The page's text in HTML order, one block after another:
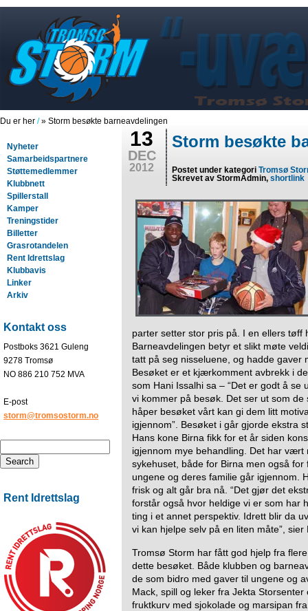
Du er her /» Storm besøkte barneavdelingen
Nyheter
Samarbeidspartnere
Støttemedlemmer
Klubbnett
Spillerstall
Kamper
Treningstider
Billetter
Grasrotandelen
Rent Idrettslag
Klubbavis
Linker
Arkiv
Kontakt oss
Postboks 3621 Guleng
9278 Tromsø
NO 886 210 752 MVA
E-post
storm@tromsostorm.no
Rent Idrettslag
13
DEC
2012
Storm besøkte
Postet under kategoriTromsø
Skrevet av StormAdmin,shortlink
parter setter stor pris på. I en ellers tøff
Barneavdelingen betyr et slikt møte
tatt på seg nisseluene, og hadde gaver
Besøket er et kjærkomment avbrekk i
som Hani Issalhi sa – “Det er godt å se
vi kommer på besøk. Det ser ut som
håper besøket vårt kan gi dem litt
igjennom”. Besøket i går gjorde ekstra
Hans kone Birna fikk for et år siden
igjennom mye behandling. Det har
sykehuset, både for Birna men også
ungene og deres familie går igjennom.
frisk og alt går bra nå. “Det gjør det
forstår også hvor heldige vi er som har
ting i et annet perspektiv. Idrett blir da
vi kan hjelpe selv på en liten måte”, sier
Tromsø Storm har fått god hjelp fra
dette besøket. Både klubben og
de som bidro med gaver til ungene og
Mack, spill og leker fra Jekta
fruktkurv med sjokolade og marsipan